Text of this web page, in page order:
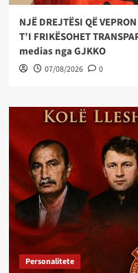
NJË DREJTËSI QË
T’I FRIKËSOHET
medias nga GJKKO
07/08/2026 0
Personalitete